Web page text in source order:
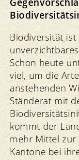
Biodiversität
Schon heute
viel, um die
anstehenden
Ständerat mit
kommt der
mehr Mittel
Kantone bei